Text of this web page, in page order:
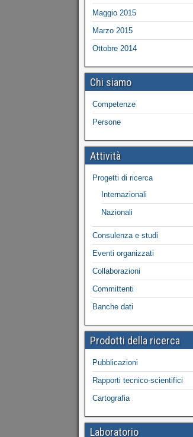
Maggio 2015
Marzo 2015
Ottobre 2014
Chi siamo
Competenze
Persone
Attività
Progetti di ricerca
Internazionali
Nazionali
Consulenza e studi
Eventi organizzati
Collaborazioni
Committenti
Banche dati
Prodotti della ricerca
Pubblicazioni
Rapporti tecnico-scientifici
Cartografia
Laboratorio